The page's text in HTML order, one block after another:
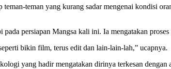
teman-teman yang kurang sadar mengenai kondisi
persiapan Mangsa kali ini. Ia mengatakan
bikin film, terus edit dan lain-lain-lah,” ucapnya.
yang hadir mengatakan dirinya terkesan